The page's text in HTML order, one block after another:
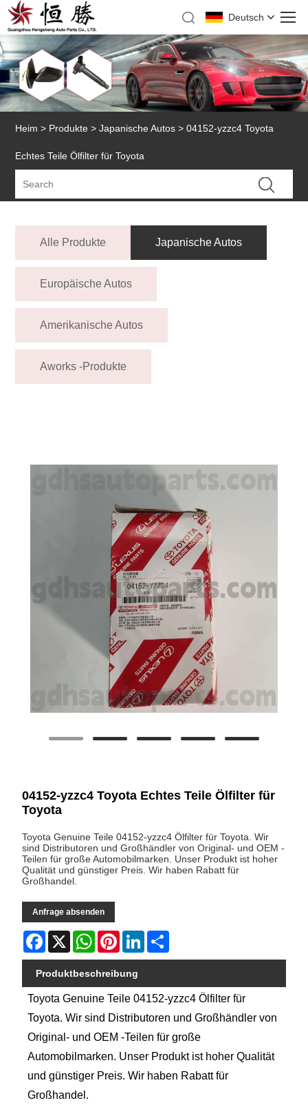
Deutsch
Heim > Produkte >Japanische Autos > 04152-yzzc4 Toyota
Echtes Teile Ölfilter für Toyota
Alle Produkte Japanische Autos
Europäische Autos
Amerikanische Autos
Aworks -Produkte
04152-yzzc4 Toyota Echtes Teile Ölfilter für
Toyota
Toyota Genuine Teile 04152-yzzc4 Ölfilter für Toyota. Wir
sind Distributoren und Großhändler von Original- und OEM -
Teilen für große Automobilmarken. Unser Produkt ist hoher
Qualität und günstiger Preis. Wir haben Rabatt für
Großhandel.
Anfrage absenden
Facebook
X WhatsAppPinterestLinkedIn
Produktbeschreibung
Toyota Genuine Teile 04152-yzzc4 Ölfilter für
Toyota. Wir sind Distributoren und Großhändler von
Original- und OEM -Teilen für große
Automobilmarken. Unser Produkt ist hoher Qualität
und günstiger Preis. Wir haben Rabatt für
Großhandel.